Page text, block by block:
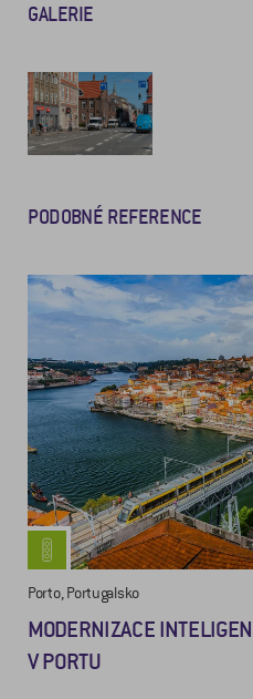
GALERIE
PODOBNÉ REFERENCE
Porto, Portugalsko
MODERNIZACE
V PORTU